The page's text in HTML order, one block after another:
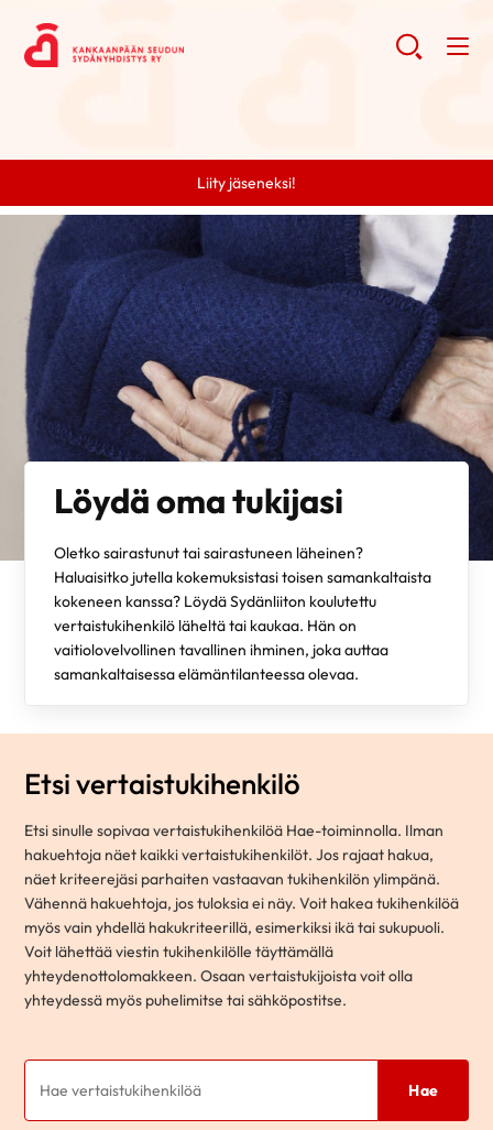
Liity jäseneksi!
Löydä oma tukijasi
Oletko sairastunut tai sairastuneen läheinen?
Haluaisitko jutella kokemuksistasi toisen samankaltaista
kokeneen kanssa? Löydä Sydänliiton koulutettu
vertaistukihenkilö läheltä tai kaukaa. Hän on
vaitiolovelvollinen tavallinen ihminen, joka auttaa
samankaltaisessa elämäntilanteessa olevaa.
Etsi vertaistukihenkilö
Etsi sinulle sopivaa vertaistukihenkilöä Hae-toiminnolla. Ilman
hakuehtoja näet kaikki vertaistukihenkilöt. Jos rajaat hakua,
näet kriteerejäsi parhaiten vastaavan tukihenkilön ylimpänä.
Vähennä hakuehtoja, jos tuloksia ei näy. Voit hakea tukihenkilöä
myös vain yhdellä hakukriteerillä, esimerkiksi ikä tai sukupuoli.
Voit lähettää viestin tukihenkilölle täyttämällä
yhteydenottolomakkeen. Osaan vertaistukijoista voit olla
yhteydessä myös puhelimitse tai sähköpostitse.
Hae